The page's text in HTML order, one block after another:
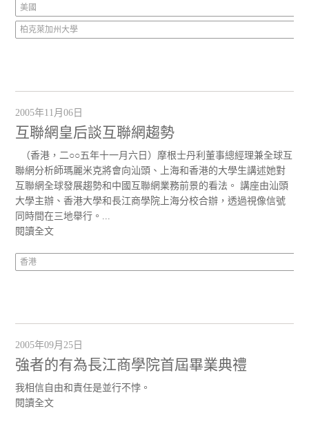
美國
柏克萊加州大學
2005年11月06日
互聯網皇后談互聯網趨勢
（香港，二○○五年十一月六日）摩根士丹利董事總經理兼全球互
聯網分析師瑪麗米克將會向汕頭、上海和香港的大學生講述她對
互聯網全球發展趨勢和中國互聯網業務前景的看法。 講座由汕頭
大學主辦、香港大學和長江商學院上海分校合辦，透過視像信號
同時間在三地舉行。...
閱讀全文
香港
2005年09月25日
強者的有為長江商學院首屆畢業典禮
我相信自由和責任是並行不悖。
閱讀全文